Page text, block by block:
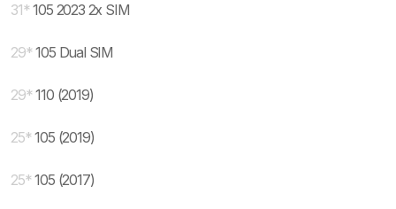
31* 105 2023 2x SIM
29* 105 Dual SIM
29* 110 (2019)
25* 105 (2019)
25* 105 (2017)